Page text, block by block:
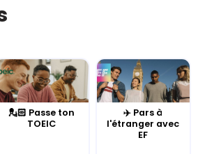
💂🏻 Passe ton
TOEIC
✈️ Pars à
l'étranger avec
EF